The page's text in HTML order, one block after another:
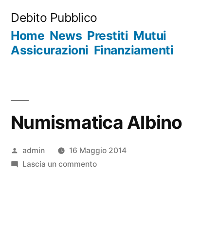
contenuto
Debito Pubblico
Home News Prestiti Mutui
Assicurazioni Finanziamenti
Numismatica Albino
Pubblicato
da
admin
16 Maggio 2014
Lascia un commentosu